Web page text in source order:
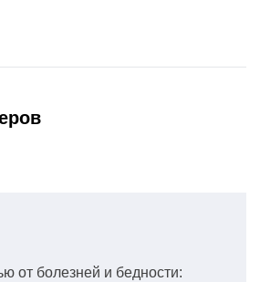
от болезней и бедности: